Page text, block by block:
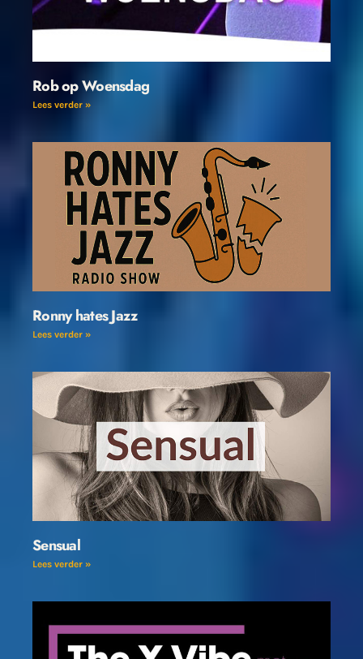
Rob op Woensdag
Lees verder »
Ronny hates Jazz
Lees verder »
Sensual
Lees verder »